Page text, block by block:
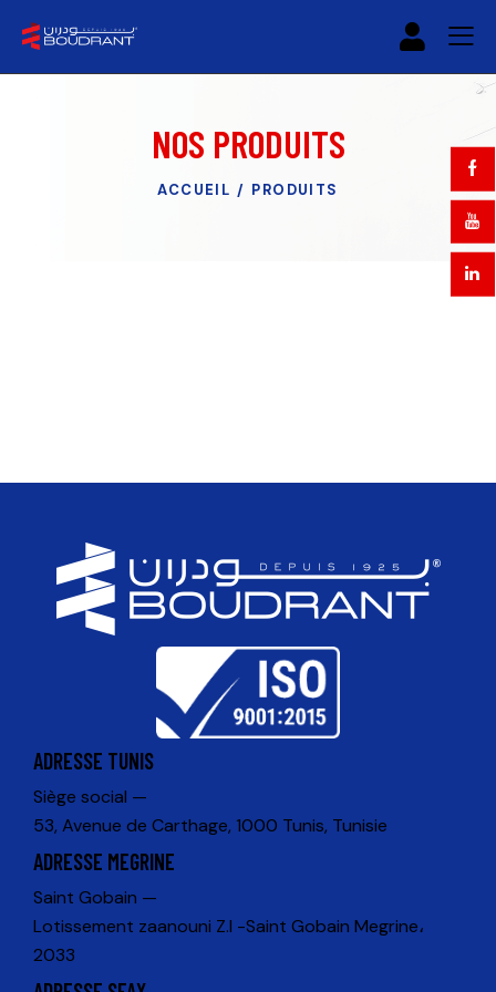
NOS PRODUITS
ACCUEIL PRODUITS
ADRESSE TUNIS
Siège social —
53, Avenue de Carthage, 1000 Tunis, Tunisie
ADRESSE MEGRINE
Saint Gobain —
Lotissement zaanouni Z.I -Saint Gobain Megrine،
2033